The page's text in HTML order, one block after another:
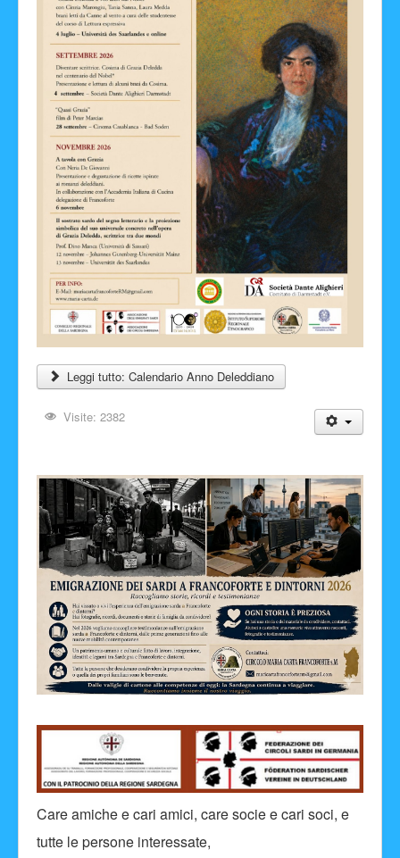
Leggi tutto: Calendario Anno Deleddiano
Visite: 2382
Care amiche e cari amici, care socie e cari soci, e
tutte le persone interessate,